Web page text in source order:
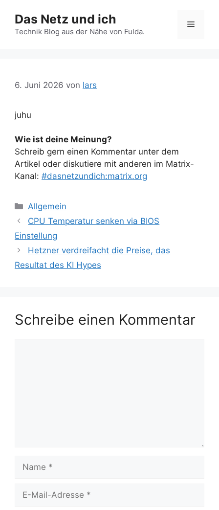
Inhalt
springen
Das Netz und ich
Technik Blog aus der Nähe von Fulda.
Menü
6. Juni 2026 von lars
juhu
Wie ist deine Meinung?
Schreib gern einen Kommentar unter dem
Artikel oder diskutiere mit anderen im Matrix-
Kanal: #dasnetzundich:matrix.org
Kategorien
Allgemein
CPU Temperatur senken via BIOS
Einstellung
Hetzner verdreifacht die Preise, das
Resultat des KI Hypes
Schreibe einen Kommentar
Name